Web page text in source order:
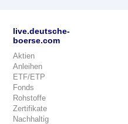
live.deutsche-
boerse.com
Aktien
Anleihen
ETF/ETP
Fonds
Rohstoffe
Zertifikate
Nachhaltig